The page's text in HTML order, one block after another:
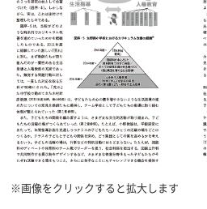
※画像をクリックすると拡大します